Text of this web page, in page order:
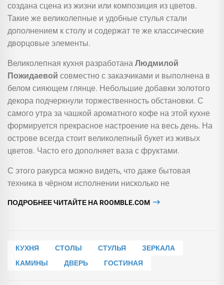
создана сцена из жизни или композиция из цветов.
Такие же великолепные и удобные стулья стали
дополнением к столу и содержат те же классические
дворцовые элементы.
Великолепная кухня разработана Людмилой
Пожидаевой совместно с заказчиками и выполнена в
белом сияющем глянце. Небольшие добавки золотого
декора подчеркнули торжественность обстановки. С
самого утра за чашкой ароматного кофе на этой кухне
формируется прекрасное настроение на весь день. На
острове всегда стоит великолепный букет из живых
цветов. Часто его дополняет ваза с фруктами.
С этого ракурса можно видеть, что даже бытовая
техника в чёрном исполнении нисколько не
ПОДРОБНЕЕ ЧИТАЙТЕ НА ROOMBLE.COM
КУХНЯ СТОЛЫ СТУЛЬЯ
ЗЕРКАЛА
КАМИНЫ
ДВЕРЬ ГОСТИНАЯ